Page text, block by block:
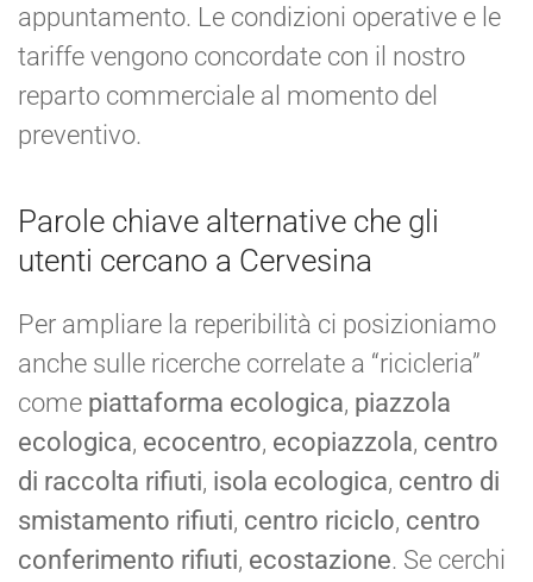
appuntamento. Le condizioni operative e le
tariffe vengono concordate con il nostro
reparto commerciale al momento del
preventivo.
Parole chiave alternative che gli
utenti cercano a Cervesina
Per ampliare la reperibilità ci posizioniamo
anche sulle ricerche correlate a “ricicleria”
come piattaforma ecologica, piazzola
ecologica, ecocentro, ecopiazzola, centro
di raccolta rifiuti, isola ecologica, centro di
smistamento rifiuti, centro riciclo, centro
conferimento rifiuti, ecostazione. Se cerchi